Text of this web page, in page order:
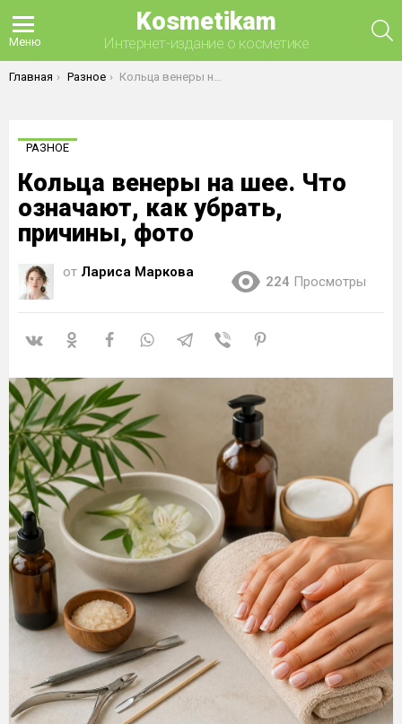
Меню
Kosmetikam
Интернет-издание о косметике
Вы здесь:
Главная Разное Кольца венеры на шее. Что означают, как убрать, причины, фото
РАЗНОЕ
Кольца венеры на шее. Что
означают, как убрать,
причины, фото
от Лариса Маркова
224 Просмотры